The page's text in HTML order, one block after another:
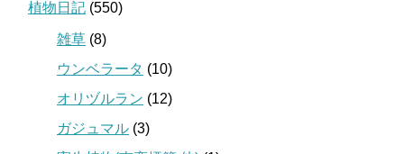
植物日記 (550)
雑草 (8)
ウンベラータ (10)
オリヅルラン (12)
ガジュマル (3)